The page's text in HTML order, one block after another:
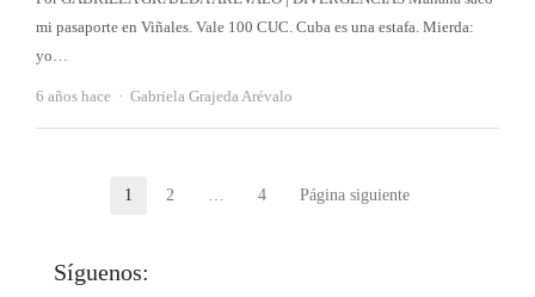
mi pasaporte en Viñales. Vale 100 CUC. Cuba es una estafa. Mierda:
yo…
6 años hace Autor
Gabriela Grajeda Arévalo
Paginación
entradas
Página
1 Página
2 Página
4 Página siguiente
Síguenos: